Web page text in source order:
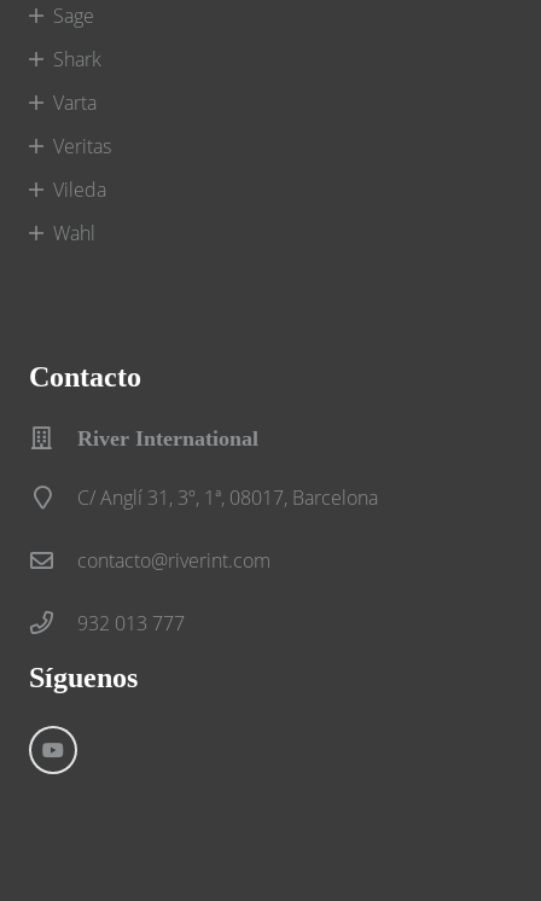
Sage
Shark
Varta
Veritas
Vileda
Wahl
Contacto
River International
C/ Anglí 31, 3º, 1ª, 08017, Barcelona
contacto@riverint.com
932 013 777
Síguenos